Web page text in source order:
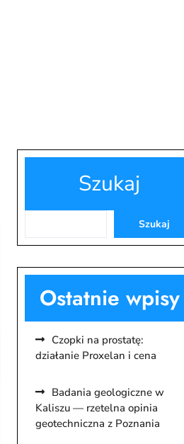
Szukaj
Szukaj
Ostatnie wpisy
Czopki na prostatę:
działanie Proxelan i cena
Badania geologiczne w
Kaliszu — rzetelna opinia
geotechniczna z Poznania